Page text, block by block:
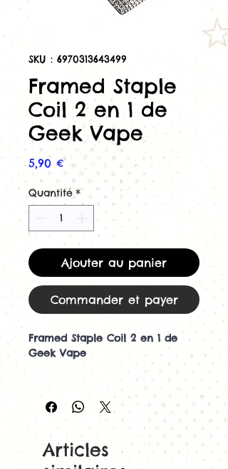
SKU : 6970313643499
Framed Staple
Coil 2 en 1 de
Geek Vape
5,90 €Prix
Quantité *
Ajouter au panier
Commander et payer
Framed Staple Coil 2 en 1 de
Geek Vape
Boite de 2 x 4 coil préfabriquées
en Kanthal A1 et en Ni80
Composition de la boite:
4 coil Framed Staple Twisted -
Diamétre 3mm - 4 Tours - 0,2
Articles